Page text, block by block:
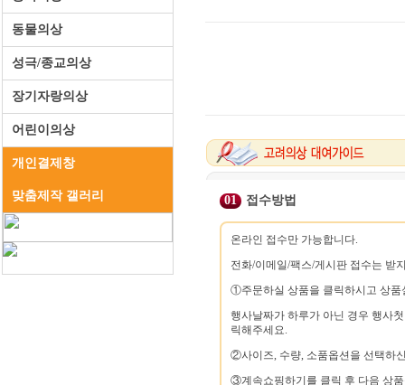
동물의상
성극/종교의상
장기자랑의상
어린이의상
개인결제창
맞춤제작 갤러리 01 접수방법
온라인 접수만 가능합니다.
전화/이메일/팩스/게시판 접수는 받
①주문하실 상품을 클릭하시고 상품
행사날짜가 하루가 아닌 경우 행사
릭해주세요.
②사이즈, 수량, 소품옵션을 선택하
③계속쇼핑하기를 클릭 후 다음 상